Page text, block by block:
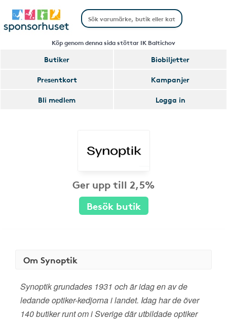
Köp genom denna sida stöttar IK Baltichov
Butiker
Biobiljetter
Presentkort
Kampanjer
Bli medlem
Logga in
Ger upp till 2,5%
Besök butik
Om Synoptik
Synoptik grundades 1931 och är idag en av de
ledande optiker-kedjorna i landet. Idag har de över
140 butiker runt om i Sverige där utbildade optiker